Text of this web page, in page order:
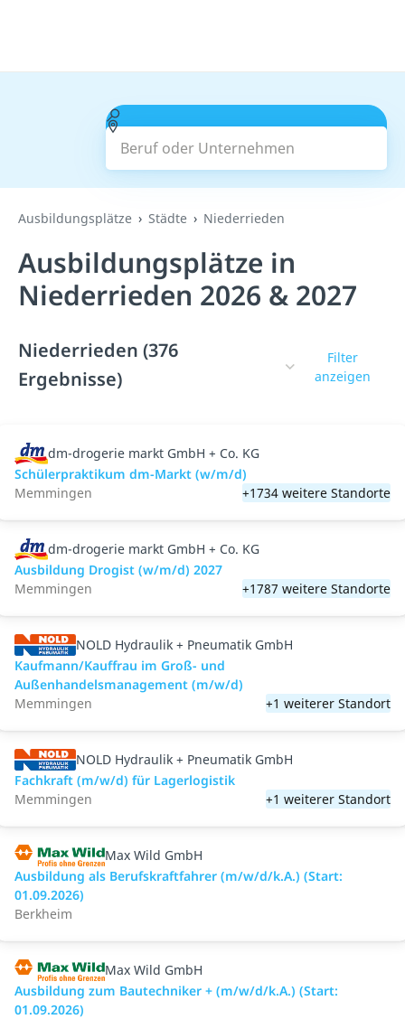
Beruf oder Unternehmen
Suchen
Ausbildungsplätze Städte Niederrieden
Ausbildungsplätze in
Niederrieden 2026 & 2027
Niederrieden (376
Ergebnisse)
Filter
anzeigen
dm-drogerie markt GmbH + Co. KG
Schülerpraktikum dm-Markt (w/m/d)
Memmingen
+1734 weitere Standorte
dm-drogerie markt GmbH + Co. KG
Ausbildung Drogist (w/m/d) 2027
Memmingen
+1787 weitere Standorte
NOLD Hydraulik + Pneumatik GmbH
Kaufmann/Kauffrau im Groß- und
Außenhandelsmanagement (m/w/d)
Memmingen
+1 weiterer Standort
NOLD Hydraulik + Pneumatik GmbH
Fachkraft (m/w/d) für Lagerlogistik
Memmingen
+1 weiterer Standort
Max Wild GmbH
Ausbildung als Berufskraftfahrer (m/w/d/k.A.) (Start:
01.09.2026)
Berkheim
Max Wild GmbH
Ausbildung zum Bautechniker + (m/w/d/k.A.) (Start:
01.09.2026)